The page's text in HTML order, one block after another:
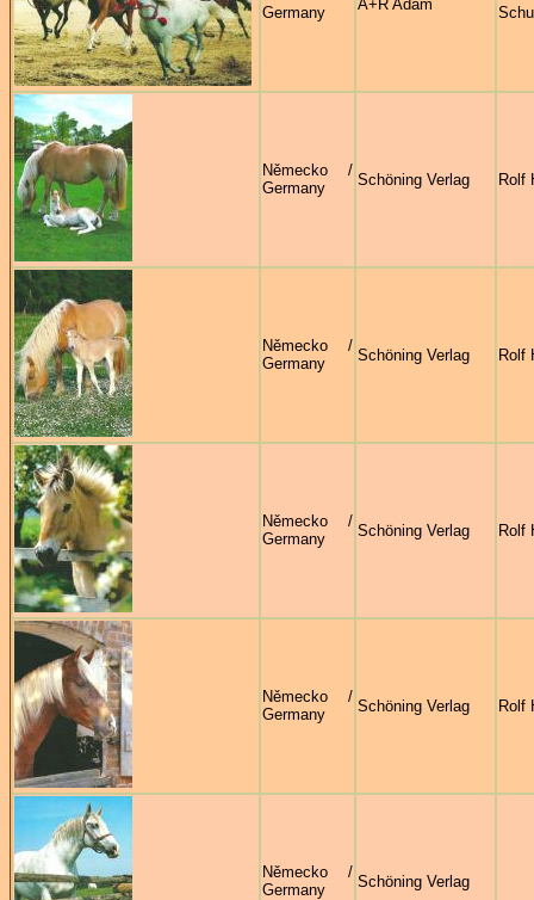
Germany
A+R Adam
Německo /
Germany
Schöning Verlag Rolf
Německo /
Germany
Schöning Verlag Rolf
Německo /
Germany
Schöning Verlag Rolf
Německo /
Germany
Schöning Verlag Rolf
Německo /
Germany
Schöning Verlag